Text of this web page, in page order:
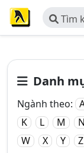
Tìm
Danh
Ngành theo:
K
L M N
W
X Y Z